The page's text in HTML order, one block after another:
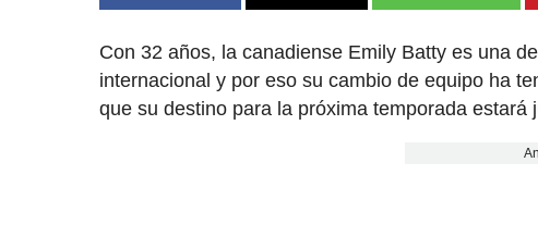
Con 32 años, la canadiense Emily Batty es una
internacional y por eso su cambio de equipo ha
que su destino para la próxima temporada estará